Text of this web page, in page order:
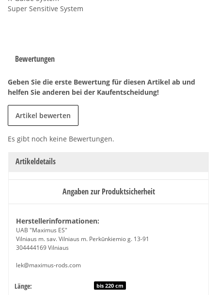
Super Sensitive System
Bewertungen
Geben Sie die erste Bewertung für diesen Artikel ab und
helfen Sie anderen bei der Kaufentscheidung!
Artikel bewerten
Es gibt noch keine Bewertungen.
Artikeldetails
Angaben zur Produktsicherheit
Herstellerinformationen:
UAB "Maximus ES"
Vilniaus m. sav. Vilniaus m. Perkūnkiemio g. 13-91
304444169 Vilniaus
lek@maximus-rods.com
Produkteigenschaft
Wert
Länge: bis 220 cm